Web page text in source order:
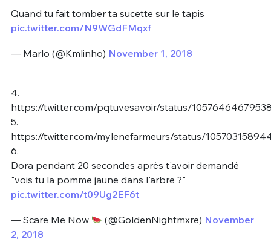
Quand tu fait tomber ta sucette sur le tapis
pic.twitter.com/N9WGdFMqxf
— Marlo (@Kmlinho) November 1, 2018
4.
https://twitter.com/pqtuvesavoir/status/
5.
https://twitter.com/mylenefarmeurs/status/
6.
Dora pendant 20 secondes après t'avoir demandé
"vois tu la pomme jaune dans l'arbre ?"
pic.twitter.com/t09Ug2EF6t
— Scare Me Now (@GoldenNightmxre) November
2, 2018